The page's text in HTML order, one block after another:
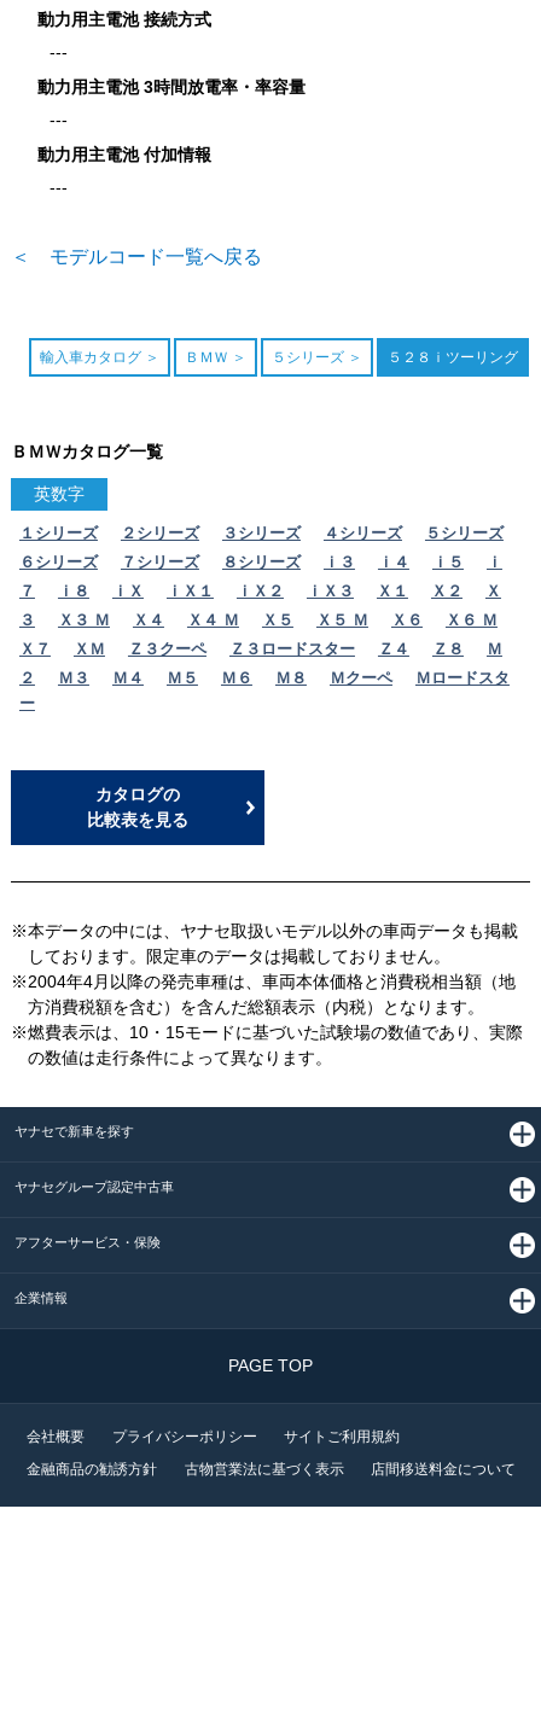
動力用主電池 接続方式
---
動力用主電池 3時間放電率・率容量
---
動力用主電池 付加情報
---
＜ モデルコード一覧へ戻る
輸入車カタログ ＢＭＷ ５シリーズ ５２８ｉツーリング
ＢＭＷカタログ一覧
英数字
１シリーズ ２シリーズ ３シリーズ ４シリーズ
５シリーズ
６シリーズ
７シリーズ ８シリーズ ｉ３ ｉ４ ｉ５
ｉ
７
ｉ８ ｉＸ ｉＸ１ ｉＸ２ ｉＸ３ Ｘ１ Ｘ２
Ｘ
３
Ｘ３ Ｍ Ｘ４ Ｘ４ Ｍ Ｘ５ Ｘ５ Ｍ Ｘ６
Ｘ６ Ｍ
Ｘ７
ＸＭ Ｚ３クーペ Ｚ３ロードスター Ｚ４ Ｚ８
Ｍ
２
Ｍ３ Ｍ４ Ｍ５ Ｍ６ Ｍ８ Ｍクーペ
Ｍロードスタ
ー
カタログの
比較表を見る
※本データの中には、ヤナセ取扱いモデル以外の車両データも掲載
しております。限定車のデータは掲載しておりません。
※2004年4月以降の発売車種は、車両本体価格と消費税相当額（地
方消費税額を含む）を含んだ総額表示（内税）となります。
※燃費表示は、10・15モードに基づいた試験場の数値であり、実際
の数値は走行条件によって異なります。
ヤナセで新車を探す
ヤナセグループ認定中古車
アフターサービス・保険
企業情報
PAGE TOP
会社概要 プライバシーポリシー
サイトご利用規約
金融商品の勧誘方針
古物営業法に基づく表示 店間移送料金について